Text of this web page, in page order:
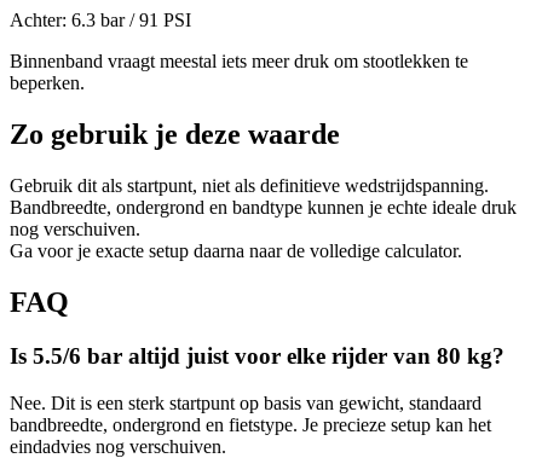
Achter: 6.3 bar /91 PSI
Binnenband vraagt meestal iets meer druk om stootlekken te
beperken.
Zo gebruik je deze waarde
Gebruik dit als startpunt, niet als definitieve wedstrijdspanning.
Bandbreedte, ondergrond en bandtype kunnen je echte ideale druk
nog verschuiven.
Ga voor je exacte setup daarna naar de volledige calculator.
FAQ
Is 5.5/6 bar altijd juist voor elke rijder van 80 kg?
Nee. Dit is een sterk startpunt op basis van gewicht, standaard
bandbreedte, ondergrond en fietstype. Je precieze setup kan het
eindadvies nog verschuiven.